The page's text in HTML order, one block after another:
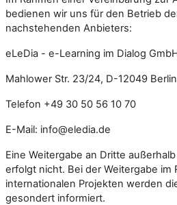
bedienen wir uns für den Betrieb
nachstehenden Anbieters:
eLeDia - e-Learning im Dialog
Mahlower Str. 23/24, D-12049 Berlin
Telefon +49 30 50 56 10 70
E-Mail: info@eledia.de
Eine Weitergabe an Dritte
erfolgt nicht. Bei der Weitergabe im
internationalen Projekten werden
gesondert informiert.